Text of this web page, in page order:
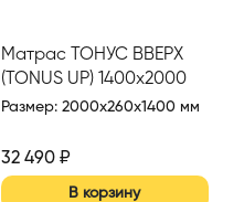
Матрас ТОНУС ВВЕРХ
(TONUS UP) 1400х2000
Размер: 2000x260x1400 мм
32 490₽
В корзину